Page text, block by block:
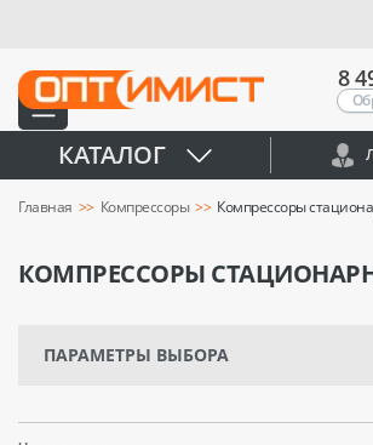
8
КАТАЛОГ
Главная Компрессоры Компрессоры
КОМПРЕССОРЫ
ПАРАМЕТРЫ ВЫБОРА